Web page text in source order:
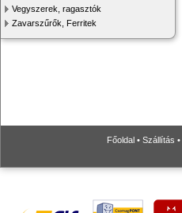
Vegyszerek, ragasztók
Zavarszűrők, Ferritek
Főoldal • Szállítás •